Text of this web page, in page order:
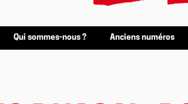
Qui sommes-nous ? Anciens numéros